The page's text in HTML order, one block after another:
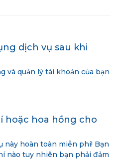
dịch vụ sau khi
và quản lý tài khoản của bạn
hoặc hoa hồng cho
này hoàn toàn miễn phí! Bạn
nào tuy nhiên bạn phải đảm